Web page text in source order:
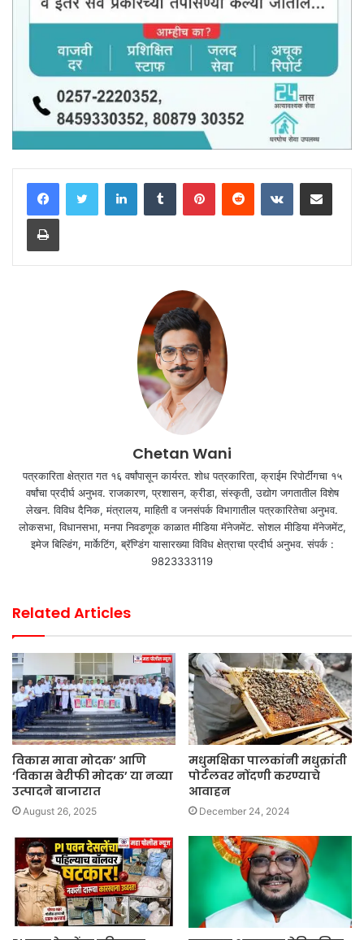
LinkedInTumblr PinterestReddit VKontakteShare via Email
Print
Chetan Wani
पत्रकारिता क्षेत्रात गत १६ वर्षांपासून कार्यरत. शोध पत्रकारिता, क्राईम रिपोर्टींगचा १५
वर्षांचा प्रदीर्घ अनुभव. राजकारण, प्रशासन, क्रीडा, संस्कृती, उद्योग जगतातील विशेष
लेखन. विविध दैनिक, मंत्रालय, माहिती व जनसंपर्क विभागातील पत्रकारितेचा अनुभव.
लोकसभा, विधानसभा, मनपा निवडणूक काळात मीडिया मॅनेजमेंट. सोशल मीडिया मॅनेजमेंट,
इमेज बिल्डिंग, मार्केटिंग, ब्रॅण्डिंग यासारख्या विविध क्षेत्राचा प्रदीर्घ अनुभव. संपर्क :
9823333119
Related Articles
विकास मावा मोदक’ आणि
‘विकास बेरीफी मोदक’ या नव्या
उत्पादने बाजारात
August 26, 2025
मधुमक्षिका पालकांनी मधुक्रांती
पोर्टलवर नोंदणी करण्याचे
आवाहन
December 24, 2024